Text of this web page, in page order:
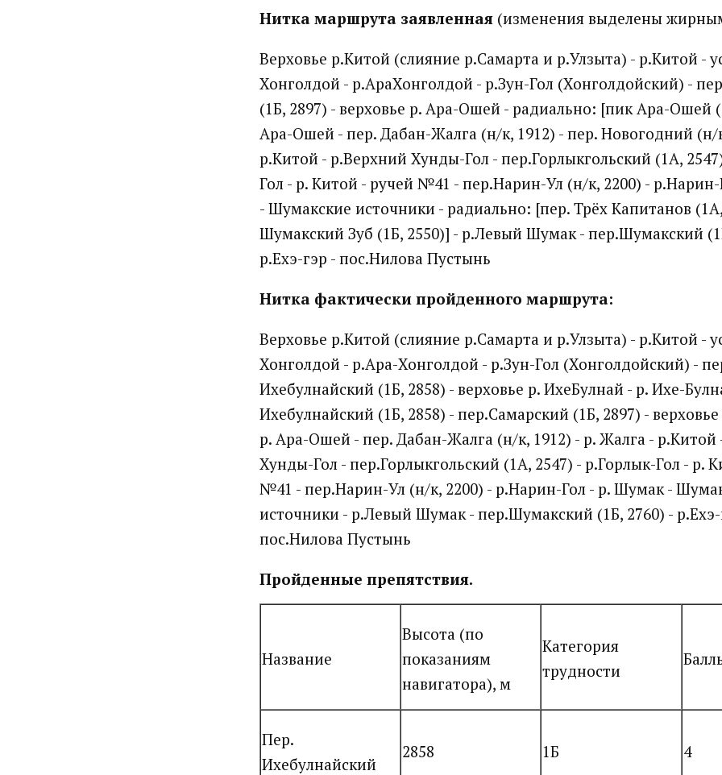
Нитка маршрута заявленная (изменения выделены
Верховье р.Китой (слияние р.Самарта и р.Улзыта) - р.Китой -
Хонголдой - р.АраХонголдой - р.Зун-Гол (Хонголдойский) -
(1Б, 2897) - верховье р. Ара-Ошей - радиально: [пик Ара-Ошей
Ара-Ошей - пер. Дабан-Жалга (н/к, 1912) - пер. Новогодний (н/
р.Китой - р.Верхний Хунды-Гол - пер.Горлыкгольский (1А,
Гол - р. Китой - ручей №41 - пер.Нарин-Ул (н/к, 2200) -
- Шумакские источники - радиально: [пер. Трёх Капитанов
Шумакский Зуб (1Б, 2550)] - р.Левый Шумак - пер.Шумакский
р.Ехэ-гэр - пос.Нилова Пустынь
Нитка фактически пройденного маршрута:
Верховье р.Китой (слияние р.Самарта и р.Улзыта) - р.Китой -
Хонголдой - р.Ара-Хонголдой - р.Зун-Гол (Хонголдойский) -
Ихебулнайский (1Б, 2858) - верховье р. ИхеБулнай - р. Ихе-
Ихебулнайский (1Б, 2858) - пер.Самарский (1Б, 2897) -
р. Ара-Ошей - пер. Дабан-Жалга (н/к, 1912) - р. Жалга - р.Китой
Хунды-Гол - пер.Горлыкгольский (1А, 2547) - р.Горлык-Гол - р.
№41 - пер.Нарин-Ул (н/к, 2200) - р.Нарин-Гол - р. Шумак -
источники - р.Левый Шумак - пер.Шумакский (1Б, 2760) - р.Ехэ-
пос.Нилова Пустынь
Пройденные препятствия.
Название
Высота (по
показаниям
навигатора), м
Категория
трудности
Пер.
Ихебулнайский
2858 1Б 4